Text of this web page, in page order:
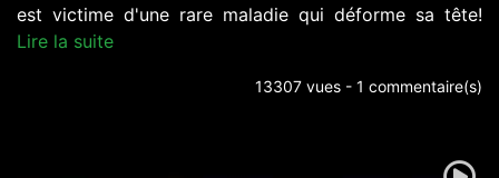
est victime d'une rare maladie qui déforme sa tête!
Lire la suite
13307 vues - 1 commentaire(s)